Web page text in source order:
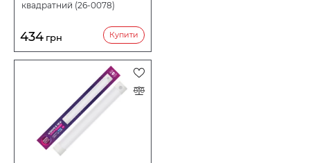
квадратний (26-0078)
434 грн Купити